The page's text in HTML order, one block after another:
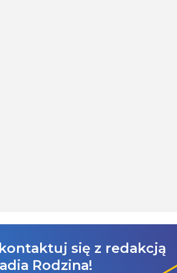
się z redakcją
Rodzina!